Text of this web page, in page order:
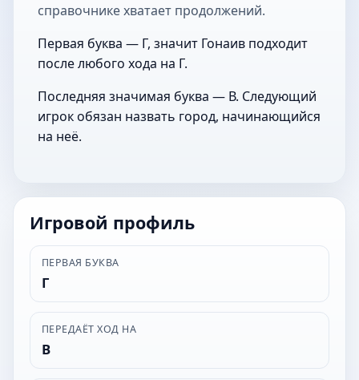
справочнике хватает продолжений.
Первая буква — Г, значит Гонаив подходит
после любого хода на Г.
Последняя значимая буква — В. Следующий
игрок обязан назвать город, начинающийся
на неё.
Игровой профиль
ПЕРВАЯ БУКВА
Г
ПЕРЕДАЁТ ХОД НА
В